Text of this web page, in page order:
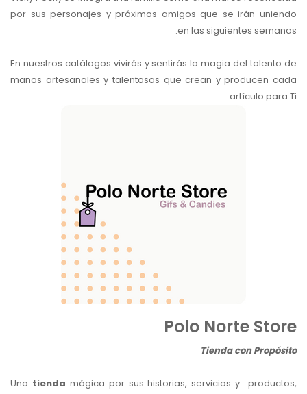
por sus personajes y próximos amigos que se irán uniendo
en las siguientes semanas.
En nuestros catálogos vivirás y sentirás la magia del talento de
manos artesanales y talentosas que crean y producen cada
artículo para Ti.
Polo Norte Store
Tienda con Propósito
Unatiendamágica por sus historias, servicios y productos,